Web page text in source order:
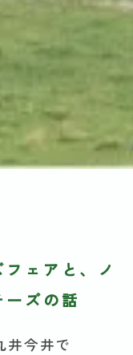
ェアと、ノ
ズの話
井今井で